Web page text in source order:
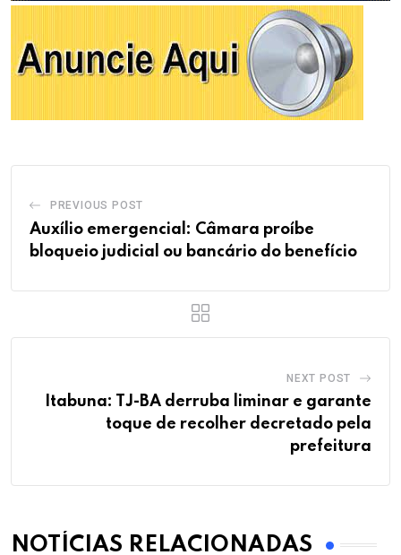
PREVIOUS POST
Auxílio emergencial: Câmara proíbe
bloqueio judicial ou bancário do benefício
NEXT POST
Itabuna: TJ-BA derruba liminar e garante
toque de recolher decretado pela
prefeitura
NOTÍCIAS RELACIONADAS